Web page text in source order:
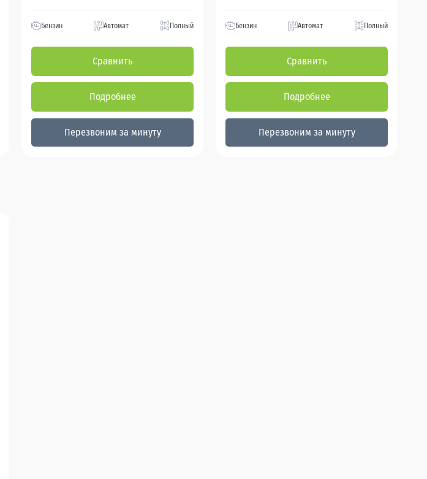
Бензин Автомат Полный
Сравнить
Подробнее
Перезвоним за минуту
Бензин Автомат Полный
Сравнить
Подробнее
Перезвоним за минуту